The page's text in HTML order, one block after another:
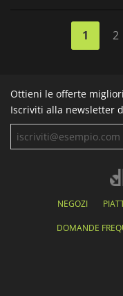
1 2
Ottieni le offerte
Iscriviti alla newsletter
NEGOZI
DOMANDE